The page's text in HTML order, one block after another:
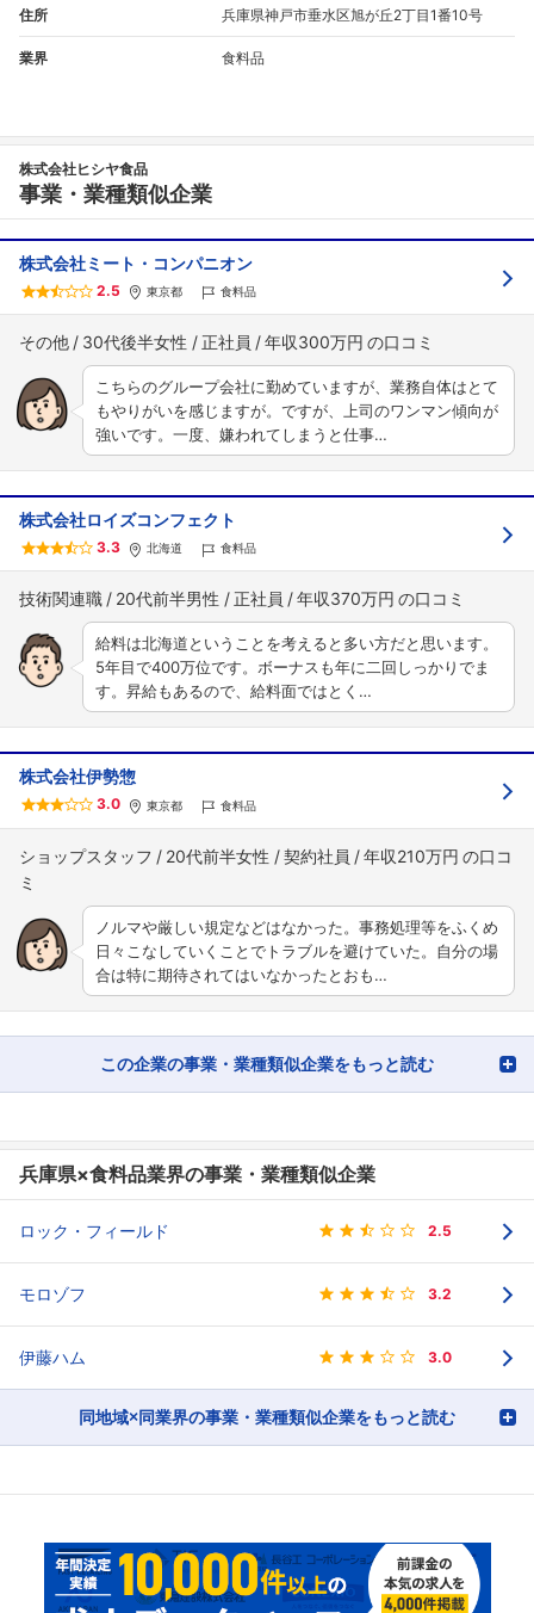
フォローしました
こちらの企業もフォローしませんか？
住所 兵庫県神戸市垂水区旭が丘2丁目1番10号
業界 食料品
株式会社ヒシヤ食品
事業・業種類似企業
株式会社ミート・コンパニオン
2.5 東京都 食料品
その他 30代後半女性 正社員 年収300万円
こちらのグループ会社に勤めていますが、業務自体はとて
もやりがいを感じますが。ですが、上司のワンマン傾向が
強いです。一度、嫌われてしまうと仕事…
株式会社ロイズコンフェクト
3.3 北海道 食料品
技術関連職 20代前半男性 正社員 年収370万円
給料は北海道ということを考えると多い方だと思います。
5年目で400万位です。ボーナスも年に二回しっかりでま
す。昇給もあるので、給料面ではとく…
株式会社伊勢惣
3.0 東京都 食料品
ショップスタッフ 20代前半女性 契約社員 年収210万円
ノルマや厳しい規定などはなかった。事務処理等をふくめ
日々こなしていくことでトラブルを避けていた。自分の場
合は特に期待されてはいなかったとおも…
この企業の事業・業種類似企業をもっと読む
兵庫県×食料品業界の事業・業種類似企業
ロック・フィールド 2.5
モロゾフ 3.2
伊藤ハム 3.0
同地域×同業界の事業・業種類似企業をもっと読む